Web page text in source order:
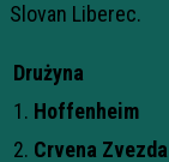
Slovan Liberec.
Drużyna
1. Hoffenheim
2. Crvena Zvezda